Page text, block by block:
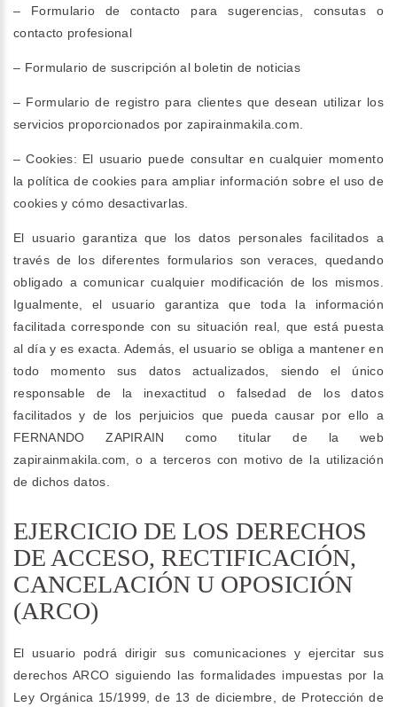
– Formulario de contacto para sugerencias, consutas o
contacto profesional
– Formulario de suscripción al boletin de noticias
– Formulario de registro para clientes que desean utilizar los
servicios proporcionados por zapirainmakila.com.
– Cookies: El usuario puede consultar en cualquier momento
la política de cookies para ampliar información sobre el uso de
cookies y cómo desactivarlas.
El usuario garantiza que los datos personales facilitados a
través de los diferentes formularios son veraces, quedando
obligado a comunicar cualquier modificación de los mismos.
Igualmente, el usuario garantiza que toda la información
facilitada corresponde con su situación real, que está puesta
al día y es exacta. Además, el usuario se obliga a mantener en
todo momento sus datos actualizados, siendo el único
responsable de la inexactitud o falsedad de los datos
facilitados y de los perjuicios que pueda causar por ello a
FERNANDO ZAPIRAIN como titular de la web
zapirainmakila.com, o a terceros con motivo de la utilización
de dichos datos.
EJERCICIO DE LOS DERECHOS
DE ACCESO, RECTIFICACIÓN,
CANCELACIÓN U OPOSICIÓN
(ARCO)
El usuario podrá dirigir sus comunicaciones y ejercitar sus
derechos ARCO siguiendo las formalidades impuestas por la
Ley Orgánica 15/1999, de 13 de diciembre, de Protección de